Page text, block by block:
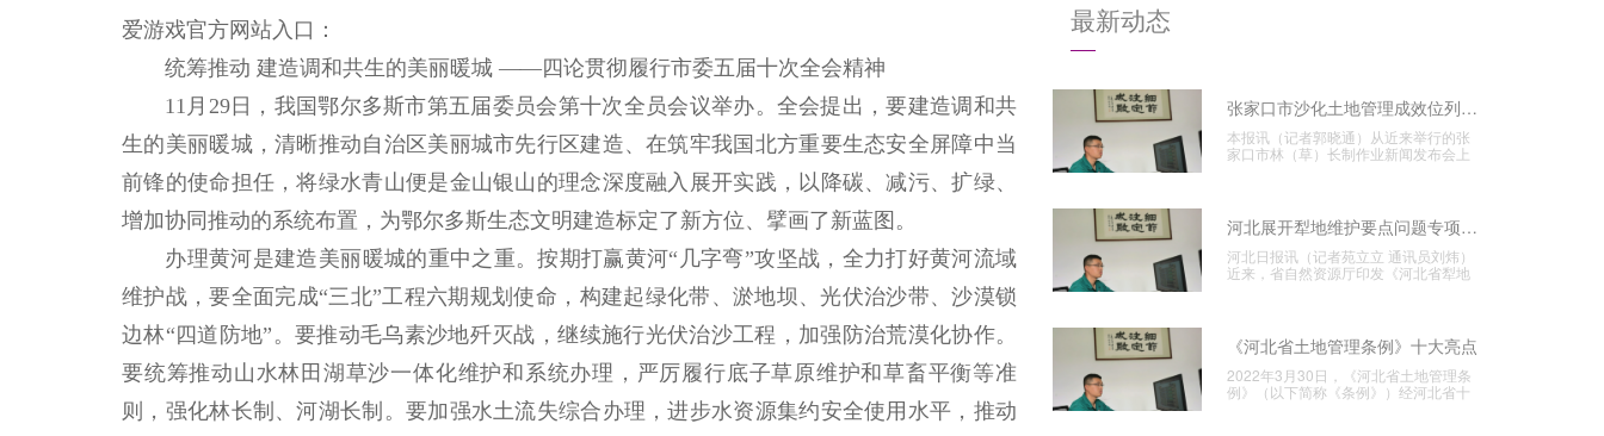
爱游戏官方网站入口：
统筹推动 建造调和共生的美丽暖城 ——四论贯彻履行市委五届十次全会精神
11月29日，我国鄂尔多斯市第五届委员会第十次全员会议举办。全会提出，要建造调和共
生的美丽暖城，清晰推动自治区美丽城市先行区建造、在筑牢我国北方重要生态安全屏障中当
前锋的使命担任，将绿水青山便是金山银山的理念深度融入展开实践，以降碳、减污、扩绿、
增加协同推动的系统布置，为鄂尔多斯生态文明建造标定了新方位、擘画了新蓝图。
办理黄河是建造美丽暖城的重中之重。按期打赢黄河“几字弯”攻坚战，全力打好黄河流域
维护战，要全面完成“三北”工程六期规划使命，构建起绿化带、淤地坝、光伏治沙带、沙漠锁
边林“四道防地”。要推动毛乌素沙地歼灭战，继续施行光伏治沙工程，加强防治荒漠化协作。
要统筹推动山水林田湖草沙一体化维护和系统办理，严厉履行底子草原维护和草畜平衡等准
则，强化林长制、河湖长制。要加强水土流失综合办理，进步水资源集约安全使用水平，推动
最新动态
张家口市沙化土地管理成效位列全省榜首
本报讯（记者郭晓通）从近来举行的张
家口市林（草）长制作业新闻发布会上
河北展开犁地维护要点问题专项管理
河北日报讯（记者苑立立 通讯员刘炜）
近来，省自然资源厅印发《河北省犁地
《河北省土地管理条例》十大亮点
2022年3月30日，《河北省土地管理条
例》（以下简称《条例》）经河北省十